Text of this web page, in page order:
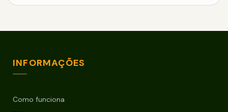
INFORMAÇÕES
Como funciona